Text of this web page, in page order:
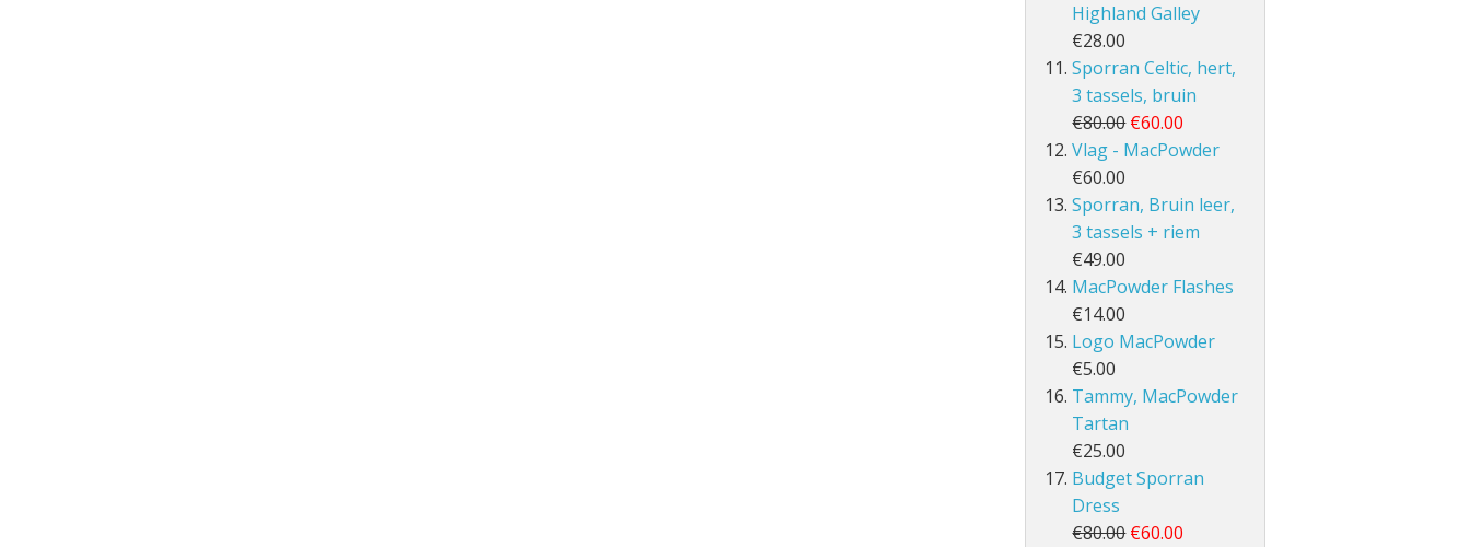
Highland Galley
€28.00
Sporran Celtic, hert,
3 tassels, bruin
€80.00 €60.00
Vlag - MacPowder
€60.00
Sporran, Bruin leer,
3 tassels + riem
€49.00
MacPowder Flashes
€14.00
Logo MacPowder
€5.00
Tammy, MacPowder
Tartan
€25.00
Budget Sporran
Dress
€80.00 €60.00